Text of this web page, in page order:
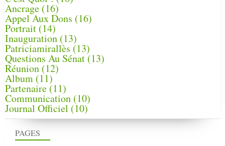
PAGES
Ancrage (16)
Appel Aux Dons (16)
Portrait (14)
Inauguration (13)
Patriciamirallès (13)
Questions Au Sénat(13)
Réunion (12)
Album (11)
Partenaire(11)
Communication (10)
Journal Officiel (10)